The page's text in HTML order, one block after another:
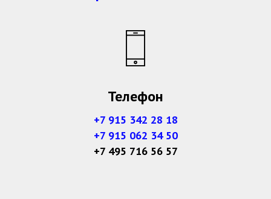
Телефон
+7 915 342 28 18
+7 915 062 34 50
+7 495 716 56 57